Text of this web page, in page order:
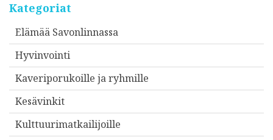
Kategoriat
Elämää Savonlinnassa
Hyvinvointi
Kaveriporukoille ja ryhmille
Kesävinkit
Kulttuurimatkailijoille